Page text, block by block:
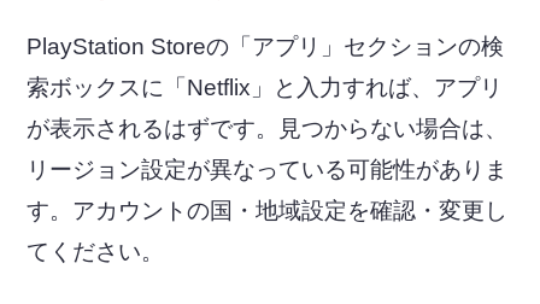
PlayStation Storeの「アプリ」セクションの検
索ボックスに「Netflix」と入力すれば、アプリ
が表示されるはずです。見つからない場合は、
リージョン設定が異なっている可能性がありま
す。アカウントの国・地域設定を確認・変更し
てください。